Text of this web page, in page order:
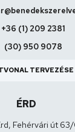
+36 (1) 209 2381
(30) 950 9078
TERVEZÉSE
ÉRD
Fehérvári út